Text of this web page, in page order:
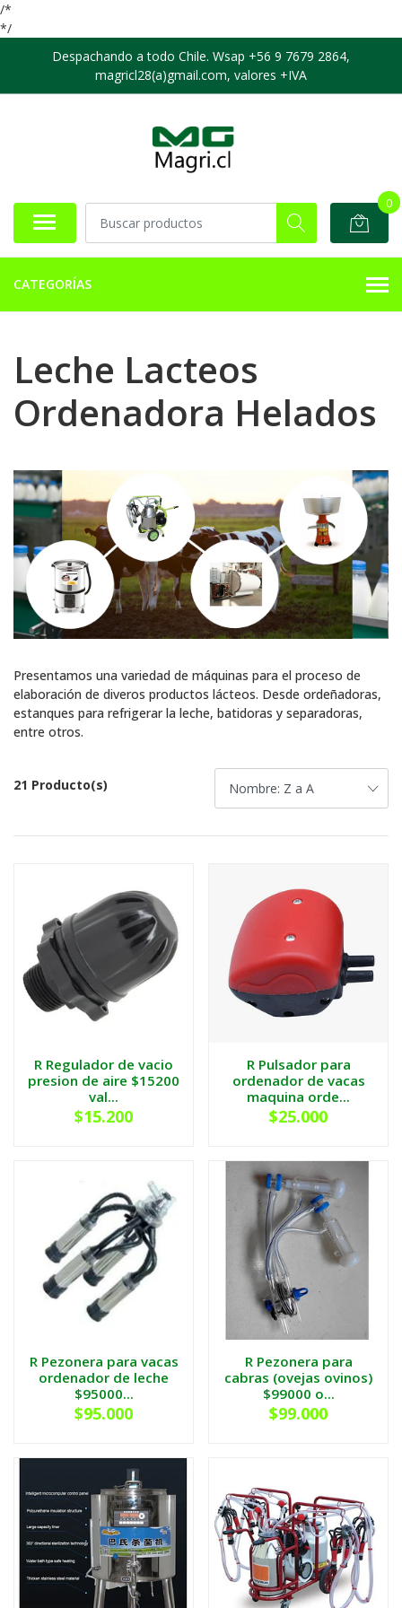
/*
*/
Despachando a todo Chile. Wsap +56 9 7679 2864,
magricl28(a)gmail.com, valores +IVA
0
CATEGORÍAS
Leche Lacteos
Ordenadora Helados
Presentamos una variedad de máquinas para el proceso de
elaboración de diveros productos lácteos. Desde ordeñadoras,
estanques para refrigerar la leche, batidoras y separadoras,
entre otros.
21 Producto(s)
R Regulador de vacio
presion de aire $15200
val...
$15.200
R Pulsador para
ordenador de vacas
maquina orde...
$25.000
R Pezonera para vacas
ordenador de leche
$95000...
$95.000
R Pezonera para
cabras (ovejas ovinos)
$99000 o...
$99.000